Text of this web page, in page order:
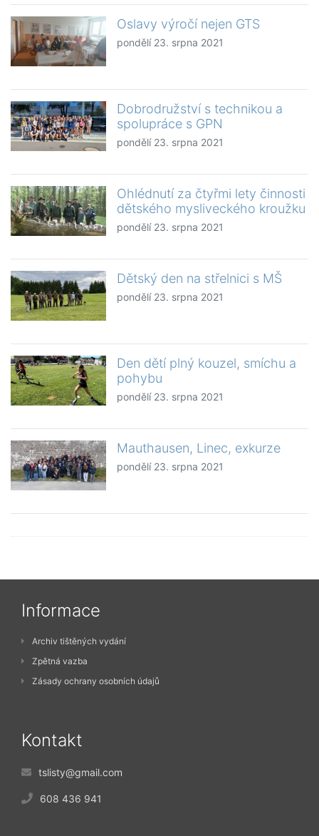
Oslavy výročí nejen GTS
pondělí 23. srpna 2021
Dobrodružství s technikou a
spolupráce s GPN
pondělí 23. srpna 2021
Ohlédnutí za čtyřmi lety činnosti
dětského mysliveckého kroužku
pondělí 23. srpna 2021
Dětský den na střelnici s MŠ
pondělí 23. srpna 2021
Den dětí plný kouzel, smíchu a
pohybu
pondělí 23. srpna 2021
Mauthausen, Linec, exkurze
pondělí 23. srpna 2021
Informace
Archiv tištěných vydání
Zpětná vazba
Zásady ochrany osobních údajů
Kontakt
tslisty@gmail.com
608 436 941